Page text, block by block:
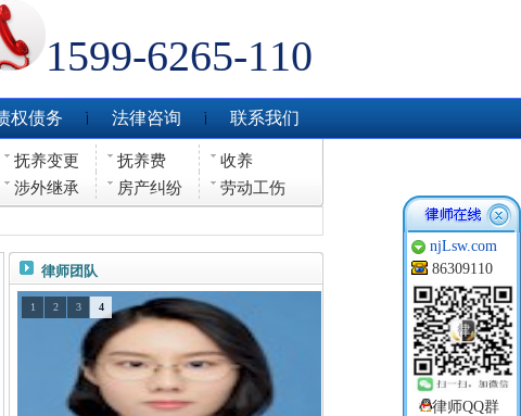
1599-6265-110
权债务 法律咨询 联系我们
抚养变更 抚养费
收养
涉外继承 房产纠纷 劳动工伤
律师团队
1 2 3 4
njLsw.com
86309110
律师QQ群